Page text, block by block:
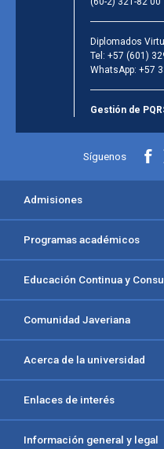
Diplomados
Tel: +57 (601)
WhatsApp: +57
Gestión de
Síguenos
Admisiones
Programas académicos
Educación Continua y
Comunidad Javeriana
Acerca de la universidad
Enlaces de interés
Información general y legal